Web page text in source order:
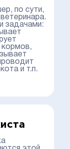
по сути,
задачами:
кормов,
и т.п.